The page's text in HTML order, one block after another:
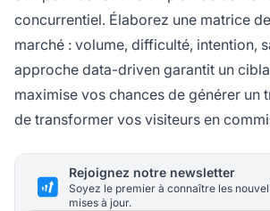
concurrentiel. Élaborez une matrice
marché : volume, difficulté, intention,
approche data-driven garantit un
maximise vos chances de générer un
de transformer vos visiteurs en
Rejoignez notre newsletter
Soyez le premier à connaître les
mises à jour.